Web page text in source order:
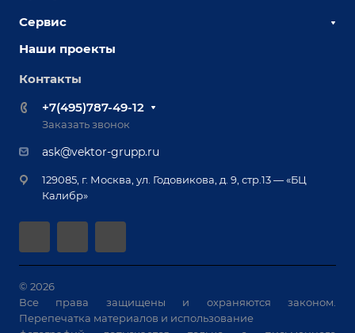
Выставки и мероприятия
Вопрос ответ
Реквизиты
Документы
Сборочно-сварочные столы
Оснастка для сварочных столов
Оборудование для приварки крепежа
Приварной крепеж
Специализированные решения для сварки
Позиционеры и вращатели
Машины контактной сварки
Универсальные зажимы
Системы аспирации
Сервис
Сервисное обслуживание
Обучение
Лизинг
Гарантия
автоматизации
Наши проекты
Контакты
+7(495)787-49-12
Заказать звонок
ask@vektor-grupp.ru
129085, г. Москва, ул. Годовикова, д. 9, стр.13 — «БЦ
Калибр»
© 2026
Все права защищены и охраняются законом.
Перепечатка материалов и использование